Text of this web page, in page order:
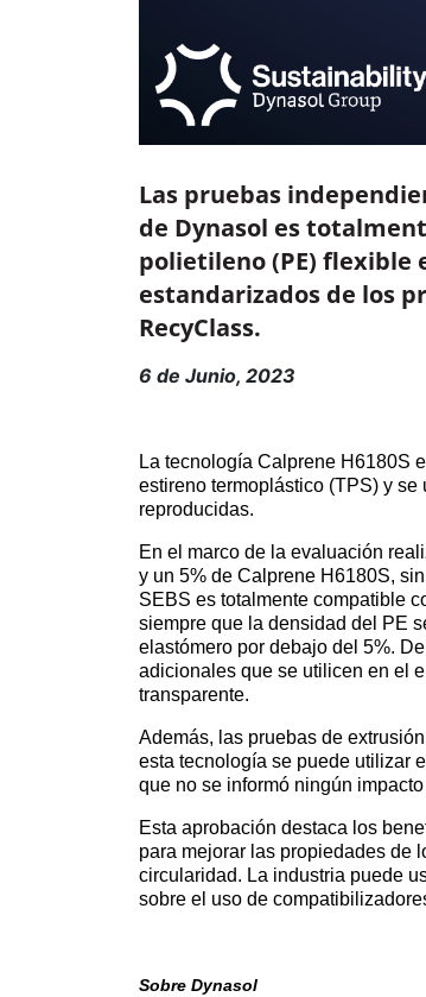
Las pruebas
de Dynasol es
polietileno (PE) flexible
estandarizados de los
RecyClass.
6 de Junio, 2023
La tecnología Calprene H6180S
estireno termoplástico (TPS) y
reproducidas.
En el marco de la evaluación
y un 5% de Calprene H6180S,
SEBS es totalmente compatible
siempre que la densidad del PE
elastómero por debajo del 5%.
adicionales que se utilicen en el
transparente.
Además, las pruebas de
esta tecnología se puede utilizar
que no se informó ningún
Esta aprobación destaca los
para mejorar las propiedades de
circularidad. La industria puede
sobre el uso de
Sobre Dynasol